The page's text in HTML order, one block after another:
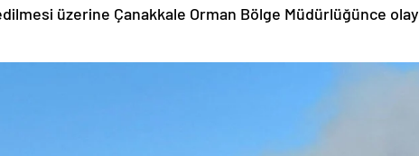
üzerine Çanakkale Orman Bölge Müdürlüğünce olay